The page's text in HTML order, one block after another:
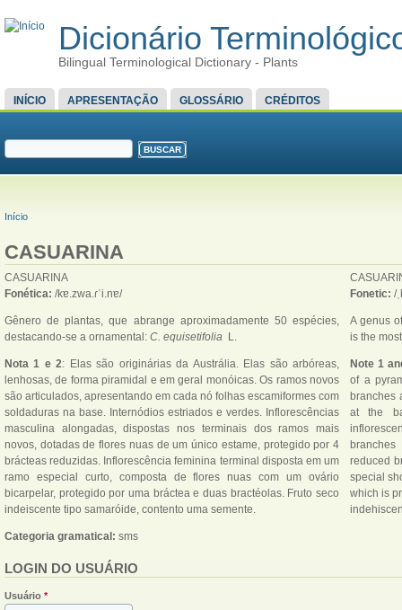
Dicionário
Bilingual Terminological Dictionary - Plants
MENU PRINCIPAL
INÍCIO APRESENTAÇÃO GLOSSÁRIO CRÉDITOS
FORMULÁRIO DE BUSCA
VOCÊ ESTÁ AQUI
Início
CASUARINA
CASUARINA
Fonética: /kɐ.zwa.ɾˈi.nɐ/
Gênero de plantas, que abrange aproximadamente 50 espécies,
destacando-se a ornamental: C. equisetifolia L.
Nota 1 e 2: Elas são originárias da Austrália. Elas são arbóreas,
lenhosas, de forma piramidal e em geral monóicas. Os ramos novos
são articulados, apresentando em cada nó folhas escamiformes com
soldaduras na base. Internódios estriados e verdes. Inflorescências
masculina alongadas, dispostas nos terminais dos ramos mais
novos, dotadas de flores nuas de um único estame, protegido por 4
brácteas reduzidas. Inflorescência feminina terminal disposta em um
ramo especial curto, composta de flores nuas com um ovário
bicarpelar, protegido por uma bráctea e duas bractéolas. Fruto seco
indeiscente tipo samaróide, contento uma semente.
Fonetic: /
A genus
is the
Note 1
of a
branches
at the
reduced
special
which is
Categoria gramatical: sms
LOGIN DO USUÁRIO
Usuário *